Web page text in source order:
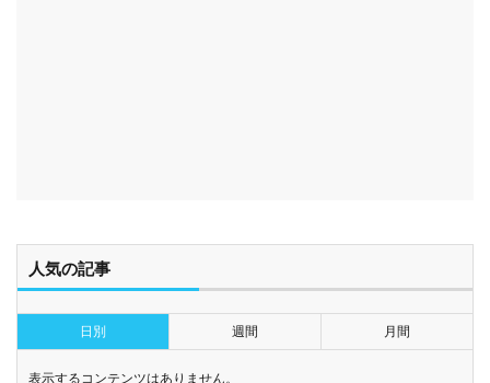
人気の記事
日別 週間 月間
表示するコンテンツはありません。